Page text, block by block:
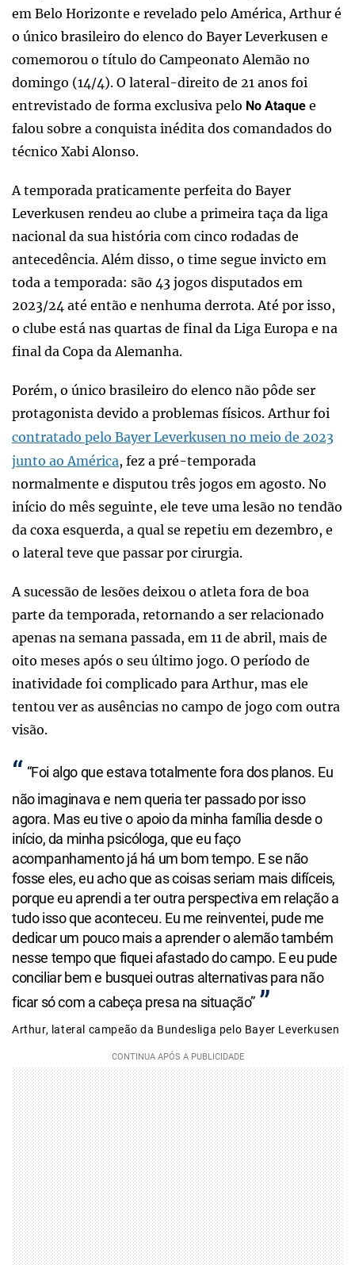
em Belo Horizonte e revelado pelo América, Arthur é
o único brasileiro do elenco do Bayer Leverkusen e
comemorou o título do Campeonato Alemão no
domingo (14/4). O lateral-direito de 21 anos foi
entrevistado de forma exclusiva pelo No Ataque e
falou sobre a conquista inédita dos comandados do
técnico Xabi Alonso.
A temporada praticamente perfeita do Bayer
Leverkusen rendeu ao clube a primeira taça da liga
nacional da sua história com cinco rodadas de
antecedência. Além disso, o time segue invicto em
toda a temporada: são 43 jogos disputados em
2023/24 até então e nenhuma derrota. Até por isso,
o clube está nas quartas de final da Liga Europa e na
final da Copa da Alemanha.
Porém, o único brasileiro do elenco não pôde ser
protagonista devido a problemas físicos. Arthur foi
contratado pelo Bayer Leverkusen no meio de 2023
junto ao América, fez a pré-temporada
normalmente e disputou três jogos em agosto. No
início do mês seguinte, ele teve uma lesão no tendão
da coxa esquerda, a qual se repetiu em dezembro, e
o lateral teve que passar por cirurgia.
A sucessão de lesões deixou o atleta fora de boa
parte da temporada, retornando a ser relacionado
apenas na semana passada, em 11 de abril, mais de
oito meses após o seu último jogo. O período de
inatividade foi complicado para Arthur, mas ele
tentou ver as ausências no campo de jogo com outra
visão.
“Foi algo que estava totalmente fora dos planos. Eu
não imaginava e nem queria ter passado por isso
agora. Mas eu tive o apoio da minha família desde o
início, da minha psicóloga, que eu faço
acompanhamento já há um bom tempo. E se não
fosse eles, eu acho que as coisas seriam mais difíceis,
porque eu aprendi a ter outra perspectiva em relação a
tudo isso que aconteceu. Eu me reinventei, pude me
dedicar um pouco mais a aprender o alemão também
nesse tempo que fiquei afastado do campo. E eu pude
conciliar bem e busquei outras alternativas para não
ficar só com a cabeça presa na situação”
Arthur, lateral campeão da Bundesliga pelo Bayer Leverkusen